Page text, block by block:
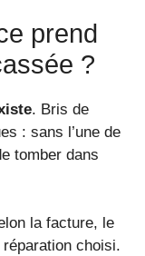
prend
?
. Bris de
: sans l’une de
tomber dans
la facture, le
choisi.